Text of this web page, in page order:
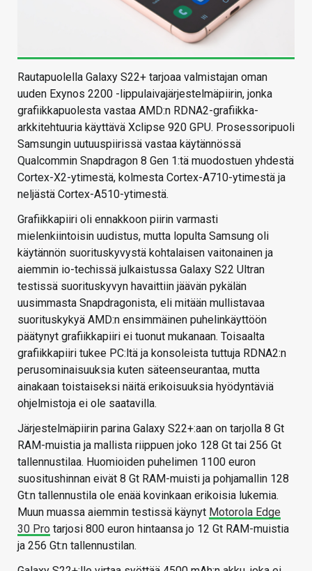
Rautapuolella Galaxy S22+ tarjoaa valmistajan oman
uuden Exynos 2200 -lippulaivajärjestelmäpiirin, jonka
grafiikkapuolesta vastaa AMD:n RDNA2-grafiikka-
arkkitehtuuria käyttävä Xclipse 920 GPU. Prosessoripuoli
Samsungin uutuuspiirissä vastaa käytännössä
Qualcommin Snapdragon 8 Gen 1:tä muodostuen yhdestä
Cortex-X2-ytimestä, kolmesta Cortex-A710-ytimestä ja
neljästä Cortex-A510-ytimestä.
Grafiikkapiiri oli ennakkoon piirin varmasti
mielenkiintoisin uudistus, mutta lopulta Samsung oli
käytännön suorituskyvystä kohtalaisen vaitonainen ja
aiemmin io-techissä julkaistussa Galaxy S22 Ultran
testissä suorituskyvyn havaittiin jäävän pykälän
uusimmasta Snapdragonista, eli mitään mullistavaa
suorituskykyä AMD:n ensimmäinen puhelinkäyttöön
päätynyt grafiikkapiiri ei tuonut mukanaan. Toisaalta
grafiikkapiiri tukee PC:ltä ja konsoleista tuttuja RDNA2:n
perusominaisuuksia kuten säteenseurantaa, mutta
ainakaan toistaiseksi näitä erikoisuuksia hyödyntäviä
ohjelmistoja ei ole saatavilla.
Järjestelmäpiirin parina Galaxy S22+:aan on tarjolla 8 Gt
RAM-muistia ja mallista riippuen joko 128 Gt tai 256 Gt
tallennustilaa. Huomioiden puhelimen 1100 euron
suositushinnan eivät 8 Gt RAM-muisti ja pohjamallin 128
Gt:n tallennustila ole enää kovinkaan erikoisia lukemia.
Muun muassa aiemmin testissä käynyt Motorola Edge
30 Pro tarjosi 800 euron hintaansa jo 12 Gt RAM-muistia
ja 256 Gt:n tallennustilan.